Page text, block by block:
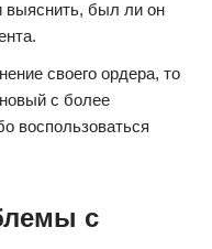
выяснить, был ли он
своего ордера, то
с более
воспользоваться
с